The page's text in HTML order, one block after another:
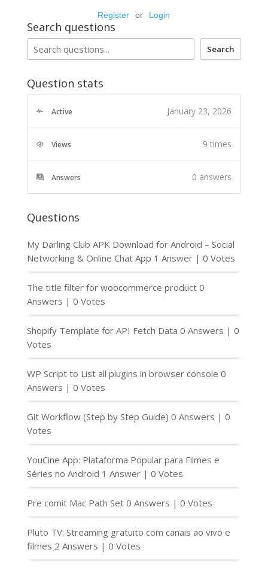
Register or Login
Search questions
Search
Question stats
Active January 23, 2026
Views 9 times
Answers 0 answers
Questions
My Darling Club APK Download for Android – Social
Networking & Online Chat App 1 Answer | 0 Votes
The title filter for woocommerce product 0
Answers | 0 Votes
Shopify Template for API Fetch Data 0 Answers | 0
Votes
WP Script to List all plugins in browser console 0
Answers | 0 Votes
Git Workflow (Step by Step Guide) 0 Answers | 0
Votes
YouCine App: Plataforma Popular para Filmes e
Séries no Android 1 Answer | 0 Votes
Pre comit Mac Path Set 0 Answers | 0 Votes
Pluto TV: Streaming gratuito com canais ao vivo e
filmes 2 Answers | 0 Votes